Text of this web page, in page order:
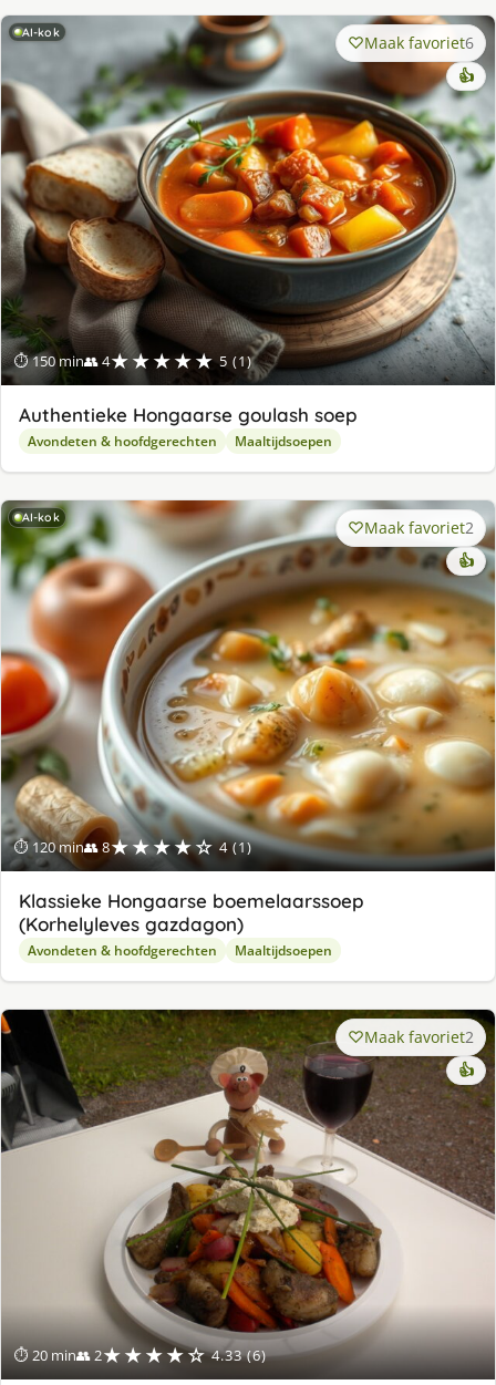
AI-kok
⏱ 150 min👥 4★★★★★ 5 (1)
Maak favoriet6
👍
Authentieke Hongaarse goulash soep
Avondeten & hoofdgerechten Maaltijdsoepen
AI-kok
⏱ 120 min👥 8★★★★☆ 4 (1)
Maak favoriet2
👍
Klassieke Hongaarse boemelaarssoep
(Korhelyleves gazdagon)
Avondeten & hoofdgerechten Maaltijdsoepen
⏱ 20 min👥 2★★★★☆ 4.33 (6)
Maak favoriet2
👍